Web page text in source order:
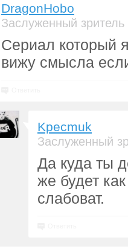
DragonHobo
Заслуженный зритель
Сериал который
вижу смысла
Kpecmuk
Заслуженный
Да куда ты
же будет
слабоват.